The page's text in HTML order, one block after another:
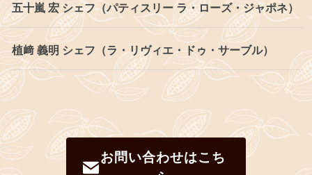
五十嵐 宏 シェフ（パティスリー ラ・ローズ・ジャポネ）
植﨑 義明 シェフ（ラ・リヴィエ・ドゥ・サーブル）
お問い合わせはこち